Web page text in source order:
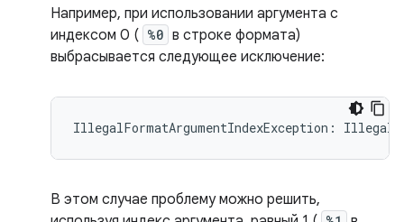
Например, при использовании аргумента с
индексом 0 ( %0 в строке формата)
выбрасывается следующее исключение:
В этом случае проблему можно решить,